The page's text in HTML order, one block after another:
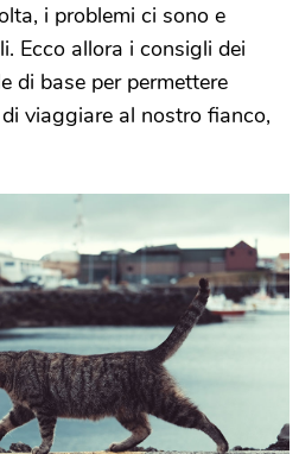
i problemi ci sono e
Ecco allora i consigli dei
di base per permettere
viaggiare al nostro fianco,